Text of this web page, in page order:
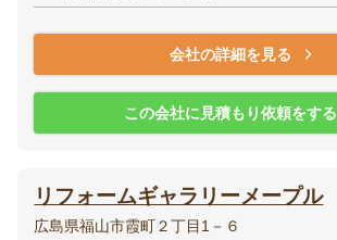
会社の詳細を見る
この会社に見積もり依頼をする
リフォームギャラリーメープル
広島県福山市霞町２丁目1－６